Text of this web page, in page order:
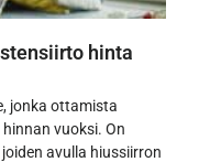
hinta
jonka ottamista
vuoksi. On
avulla hiussiirron